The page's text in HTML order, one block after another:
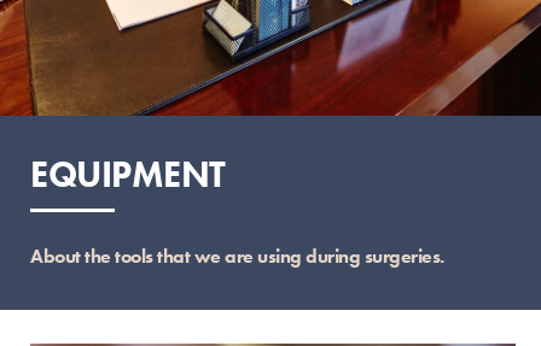
EQUIPMENT
About the tools that we are using during surgeries.